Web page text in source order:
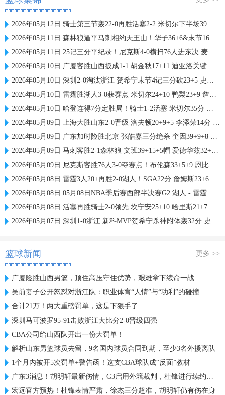
2026年05月12日 骑士第三节轰22-0再胜活塞2-2 米切尔下半场39分 哈登24+11
2026年05月11日 森林狼逼平马刺相约天王山！华子36+6&末节16分 文班恶犯驱逐
2026年05月11日 25记三分平纪录！尼克斯4-0横扫76人进东决 麦克布莱德7三分
2026年05月10日 广厦客胜山西扳成1-1 胡金秋17+11 迪亚洛关键上篮不中
2026年05月10日 深圳2-0淘汰浙江 贺希宁末节4记三分砍23+5 史密斯14+12+13
2026年05月10日 雷霆胜湖人3-0获赛点 米切尔24+10 鸭梨23+9 詹姆斯19投19分
2026年05月10日 哈登连得7分定胜局！骑士1-2活塞 米切尔35分 坎宁安27+10+10
2026年05月09日 上海大胜山东2-0晋级 洛夫顿20+9+5 李添荣14分 陈林坚21分
2026年05月09日 广东加时险胜北京 张皓嘉三分绝杀 奎因39+9+8 胡明轩23+6
2026年05月09日 马刺客胜2-1森林狼 文班39+15+5帽 爱德华兹32+14+6
2026年05月09日 尼克斯客胜76人3-0夺赛点！布伦森33+5+9 恩比德复出17中7
2026年05月08日 雷霆3人20+再胜2-0湖人！SGA22分 詹姆斯23+6 小里31+6
2026年05月08日 05月08日NBA季后赛西部半决赛G2 湖人 - 雷霆 精彩镜头
2026年05月08日 活塞再胜骑士2-0领先 坎宁安25+10 哈里斯21+7 哈登13中3
2026年05月07日 深圳1-0浙江 新科MVP贺希宁杀神附体轰32分 史密斯27+9
篮球新闻 更多 >>
广厦险胜山西男篮，顶住高压守住优势，艰难拿下续命一战
吴前妻子公开怒怼对浙江队：职业体育“人情”与“功利”的碰撞
合计21万！两大重磅罚单，这是下狠手了…
深圳马可波罗95-91击败浙江大比分2-0晋级四强
CBA公司给山西队开出一份大罚单！
解析山东男篮球员去留，9名国内球员合同到期，至少3名外援离队
1个月内被开5次罚单+警告函！这支CBA球队成“反面”教材
广东3消息！胡明轩最新伤情，G3启用外籍裁判，杜锋进行续约谈判
宏远官方预热！杜锋表情严肃，徐杰三分超准，胡明轩仍有伤在身